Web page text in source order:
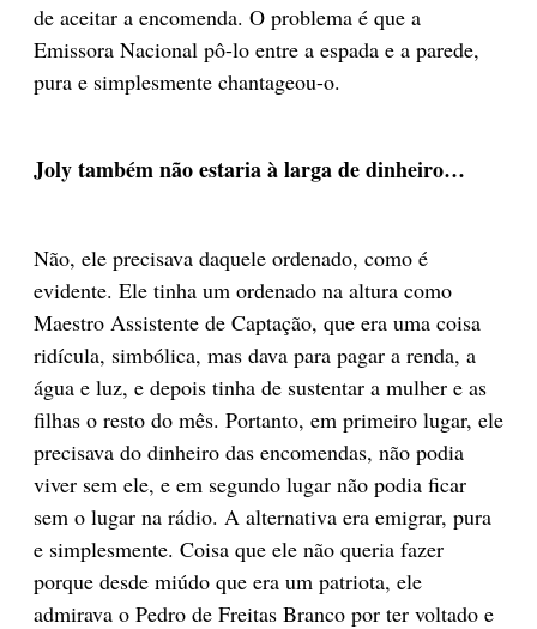
de aceitar a encomenda. O problema é que a
Emissora Nacional pô-lo entre a espada e a parede,
pura e simplesmente chantageou-o.
Joly também não estaria à larga de dinheiro…
Não, ele precisava daquele ordenado, como é
evidente. Ele tinha um ordenado na altura como
Maestro Assistente de Captação, que era uma coisa
ridícula, simbólica, mas dava para pagar a renda, a
água e luz, e depois tinha de sustentar a mulher e as
filhas o resto do mês. Portanto, em primeiro lugar, ele
precisava do dinheiro das encomendas, não podia
viver sem ele, e em segundo lugar não podia ficar
sem o lugar na rádio. A alternativa era emigrar, pura
e simplesmente. Coisa que ele não queria fazer
porque desde miúdo que era um patriota, ele
admirava o Pedro de Freitas Branco por ter voltado e